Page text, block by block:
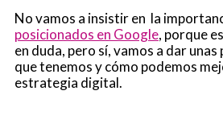
No vamos a insistir en la
posicionados en Google, porque
en duda, pero sí, vamos a dar unas
que tenemos y cómo podemos
estrategia digital.